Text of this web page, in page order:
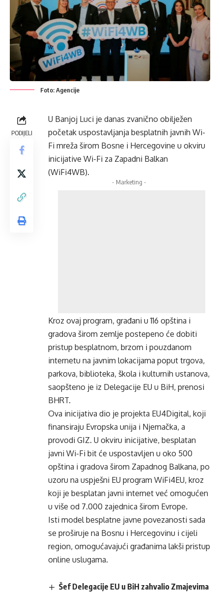
Foto: Agencije
PODIJELI
U Banjoj Luci je danas zvanično obilježen
početak uspostavljanja besplatnih javnih Wi-
Fi mreža širom Bosne i Hercegovine u okviru
inicijative Wi-Fi za Zapadni Balkan
(WiFi4WB).
- Marketing -
Kroz ovaj program, građani u 116 opština i
gradova širom zemlje postepeno će dobiti
pristup besplatnom, brzom i pouzdanom
internetu na javnim lokacijama poput trgova,
parkova, biblioteka, škola i kulturnih ustanova,
saopšteno je iz Delegacije EU u BiH, prenosi
BHRT.
Ova inicijativa dio je projekta EU4Digital, koji
finansiraju Evropska unija i Njemačka, a
provodi GIZ. U okviru inicijative, besplatan
javni Wi-Fi bit će uspostavljen u oko 500
opština i gradova širom Zapadnog Balkana, po
uzoru na uspješni EU program WiFi4EU, kroz
koji je besplatan javni internet već omogućen
u više od 7.000 zajednica širom Evrope.
Isti model besplatne javne povezanosti sada
se proširuje na Bosnu i Hercegovinu i cijeli
region, omogućavajući građanima lakši pristup
online uslugama.
Šef Delegacije EU u BiH zahvalio Zmajevima